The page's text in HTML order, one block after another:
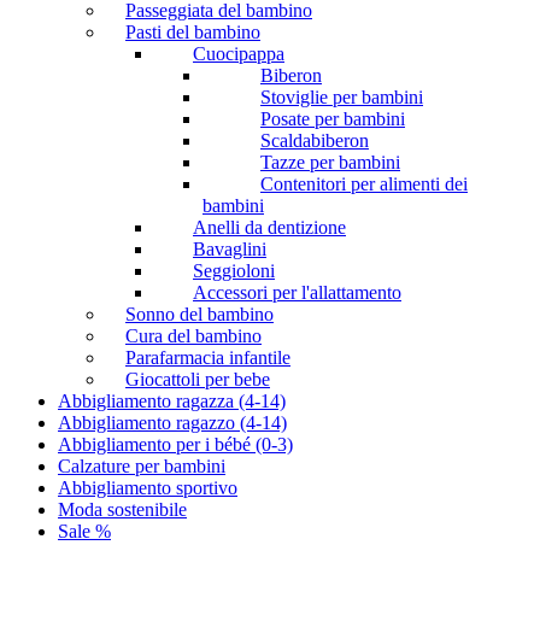
Passeggiata del bambino
Pasti del bambino
Cuocipappa
Biberon
Stoviglie per bambini
Posate per bambini
Scaldabiberon
Tazze per bambini
Contenitori per alimenti dei
bambini
Anelli da dentizione
Bavaglini
Seggioloni
Accessori per l'allattamento
Sonno del bambino
Cura del bambino
Parafarmacia infantile
Giocattoli per bebe
Abbigliamento ragazza (4-14)
Abbigliamento ragazzo (4-14)
Abbigliamento per i bébé (0-3)
Calzature per bambini
Abbigliamento sportivo
Moda sostenibile
Sale %